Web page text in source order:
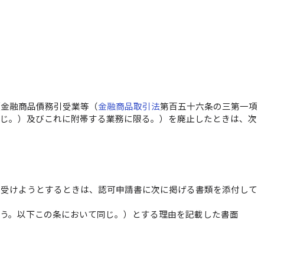
融商品債務引受業等（金融商品取引法第百五十六条の三第一項
。）及びこれに附帯する業務に限る。）を廃止したときは、次
けようとするときは、認可申請書に次に掲げる書類を添付して
。以下この条において同じ。）とする理由を記載した書面